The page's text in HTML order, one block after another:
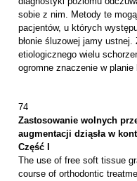
sobie z nim. Metody te
pacjentów, u których
błonie śluzowej jamy
etiologicznego wielu
ogromne znaczenie w planie
74
Zastosowanie wolnych
augmentacji dziąsła w
Część I
The use of free soft tissue
course of orthodontic